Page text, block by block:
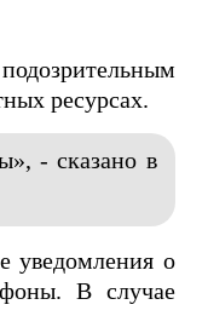
ресурсах.
- сказано в
уведомления о
В случае